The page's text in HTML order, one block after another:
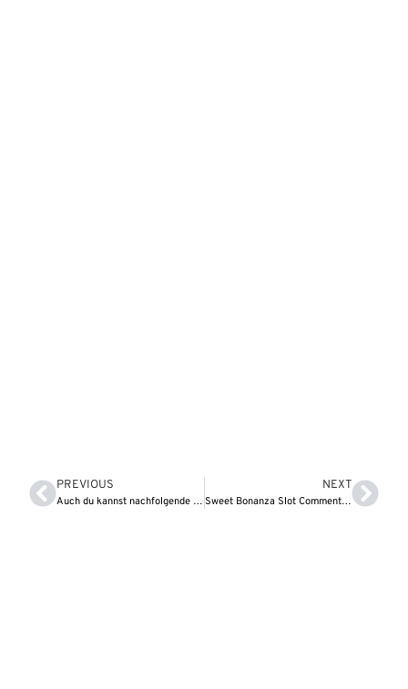
PREVIOUS
Auch du kannst nachfolgende weiteren Kriterien gewinn, um dir den Uberblick zu verschaffen
NEXT
Sweet Bonanza Slot Comment casino mr green $100 free spins 2026 Free Play Demonstration